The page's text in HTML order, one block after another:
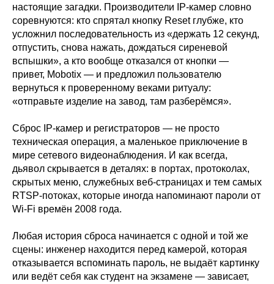
настоящие загадки. Производители IP-камер словно
соревнуются: кто спрятал кнопку Reset глубже, кто
усложнил последовательность из «держать 12 секунд,
отпустить, снова нажать, дождаться сиреневой
вспышки», а кто вообще отказался от кнопки —
привет, Mobotix — и предложил пользователю
вернуться к проверенному веками ритуалу:
«отправьте изделие на завод, там разберёмся».
Сброс IP-камер и регистраторов — не просто
техническая операция, а маленькое приключение в
мире сетевого видеонаблюдения. И как всегда,
дьявол скрывается в деталях: в портах, протоколах,
скрытых меню, служебных веб-страницах и тем самых
RTSP-потоках, которые иногда напоминают пароли от
Wi-Fi времён 2008 года.
Любая история сброса начинается с одной и той же
сцены: инженер находится перед камерой, которая
отказывается вспоминать пароль, не выдаёт картинку
или ведёт себя как студент на экзамене — зависает,